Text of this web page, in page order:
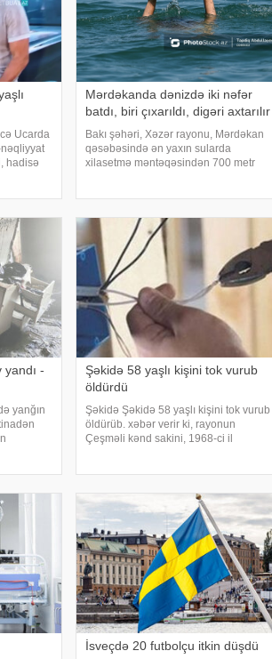
Ucarda
hadisə
Mərdəkanda dənizdə iki nəfər
batdı, biri çıxarıldı, digəri axtarılır
Bakı şəhəri, Xəzər rayonu, Mərdəkan
qəsəbəsində ən yaxın sularda
xilasetmə məntəqəsindən 700 metr
məlumat yayıb
-
yanğın
Şəkidə 58 yaşlı kişini tok vurub
öldürdü
Şəkidə Şəkidə 58 yaşlı kişini tok vurub
öldürüb. xəbər verir ki, rayonun
Çeşməli kənd sakini, 1968-ci il
İsveçdə 20 futbolçu itkin düşdü